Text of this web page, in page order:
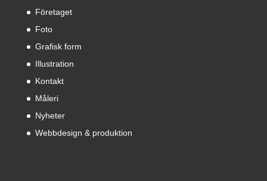
Företaget
Foto
Grafisk form
Illustration
Kontakt
Måleri
Nyheter
Webbdesign & produktion